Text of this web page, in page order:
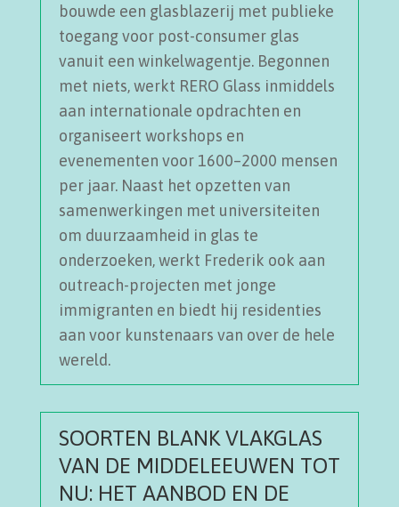
bouwde een glasblazerij met publieke
toegang voor post-consumer glas
vanuit een winkelwagentje. Begonnen
met niets, werkt RERO Glass inmiddels
aan internationale opdrachten en
organiseert workshops en
evenementen voor 1600–2000 mensen
per jaar. Naast het opzetten van
samenwerkingen met universiteiten
om duurzaamheid in glas te
onderzoeken, werkt Frederik ook aan
outreach-projecten met jonge
immigranten en biedt hij residenties
aan voor kunstenaars van over de hele
wereld.
SOORTEN BLANK VLAKGLAS
VAN DE MIDDELEEUWEN TOT
NU: HET AANBOD EN DE